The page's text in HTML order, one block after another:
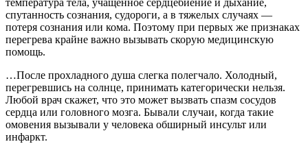
температура тела, учащенное сердцебиение и дыхание,
спутанность сознания, судороги, а в тяжелых случаях —
потеря сознания или кома. Поэтому при первых же признаках
перегрева крайне важно вызывать скорую медицинскую
помощь.
…После прохладного душа слегка полегчало. Холодный,
перегревшись на солнце, принимать категорически нельзя.
Любой врач скажет, что это может вызвать спазм сосудов
сердца или головного мозга. Бывали случаи, когда такие
омовения вызывали у человека обширный инсульт или
инфаркт.